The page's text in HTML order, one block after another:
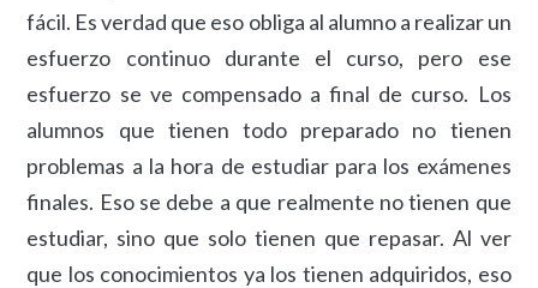
fácil. Es verdad que eso obliga al alumno a realizar un
esfuerzo continuo durante el curso, pero ese
esfuerzo se ve compensado a final de curso. Los
alumnos que tienen todo preparado no tienen
problemas a la hora de estudiar para los exámenes
finales. Eso se debe a que realmente no tienen que
estudiar, sino que solo tienen que repasar. Al ver
que los conocimientos ya los tienen adquiridos, eso